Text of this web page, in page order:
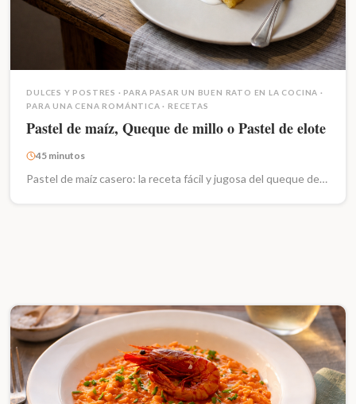
DULCES Y POSTRES · PARA PASAR UN BUEN RATO EN LA COCINA ·
PARA UNA CENA ROMÁNTICA · RECETAS
Pastel de maíz, Queque de millo o Pastel de elote
45 minutos
Pastel de maíz casero: la receta fácil y jugosa del queque de…